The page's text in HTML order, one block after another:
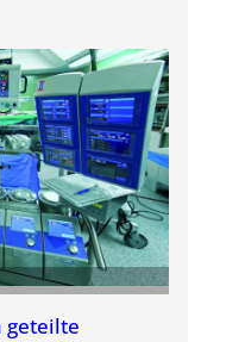
geteilte